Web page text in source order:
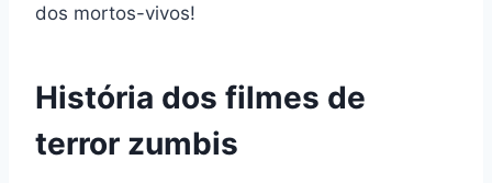
dos mortos-vivos!
História dos filmes de
terror zumbis